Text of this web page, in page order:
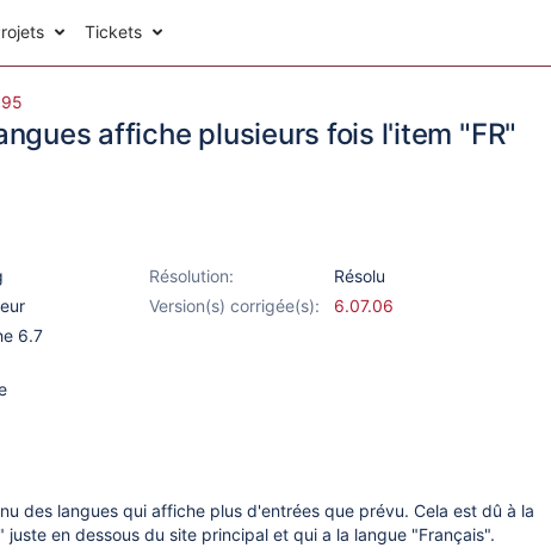
Tickets
affiche plusieurs fois l'item "FR"
Résolution:
Résolu
Version(s) corrigée(s):
6.07.06
6.7
des langues qui affiche plus d'entrées que prévu. Cela est dû à la
en dessous du site principal et qui a la langue "Français".